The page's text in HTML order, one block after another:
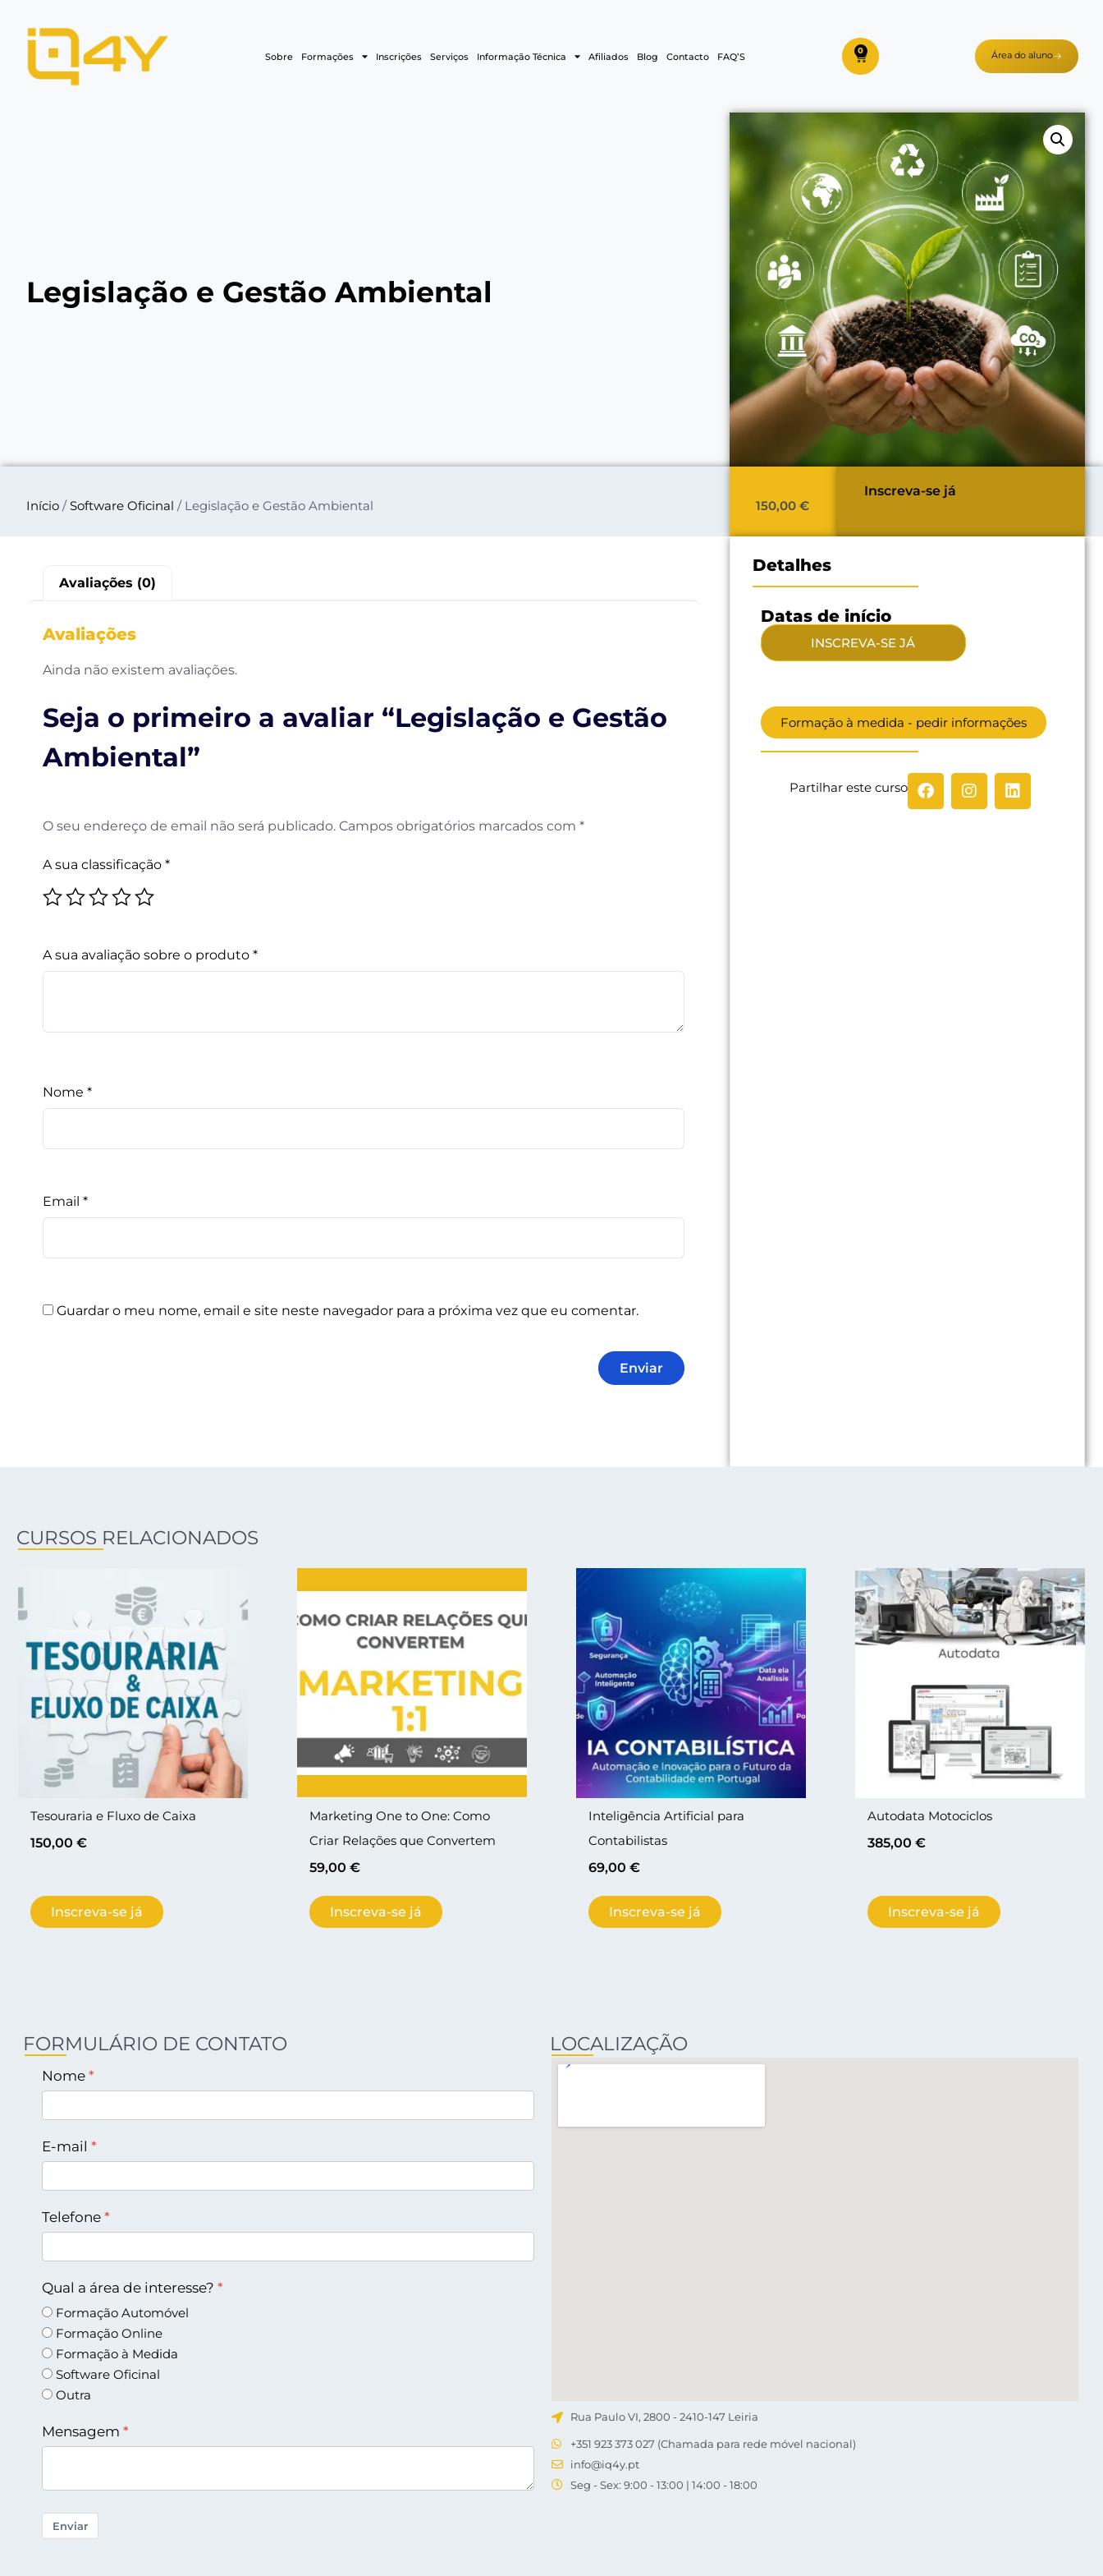
Sobre Formações Inscrições Serviços Informação Técnica Afiliados Blog Contacto FAQ’S 0 Área do aluno
Legislação e Gestão Ambiental
Início / Software Oficinal / Legislação e Gestão Ambiental 150,00€
Inscreva-se já
Avaliações (0)
Avaliações
Ainda não existem avaliações.
Seja o primeiro a avaliar “Legislação e Gestão
Ambiental”
O seu endereço de email não será publicado. Campos obrigatórios marcados com *
A sua classificação *
A sua avaliação sobre o produto *
Nome *
Email *
Guardar o meu nome, email e site neste navegador para a próxima vez que eu comentar.
Detalhes
Datas de início
INSCREVA-SE JÁ
Formação à medida - pedir informações
Partilhar este curso
CURSOS RELACIONADOS
Tesouraria e Fluxo de Caixa
150,00 €
Inscreva-se já
Marketing One to One: Como
Criar Relações que Convertem
59,00 €
Inscreva-se já
Inteligência Artificial para
Contabilistas
69,00 €
Inscreva-se já
Autodata Motociclos
385,00 €
Inscreva-se já
FORMULÁRIO DE CONTATO
Nome
E-mail
Telefone
Qual a área de interesse?
Formação Automóvel
Formação Online
Formação à Medida
Software Oficinal
Outra
Mensagem
Enviar
LOCALIZAÇÃO
Rua Paulo VI, 2800 - 2410-147 Leiria
+351 923 373 027 (Chamada para rede móvel nacional)
info@iq4y.pt
Seg - Sex: 9:00 - 13:00 | 14:00 - 18:00